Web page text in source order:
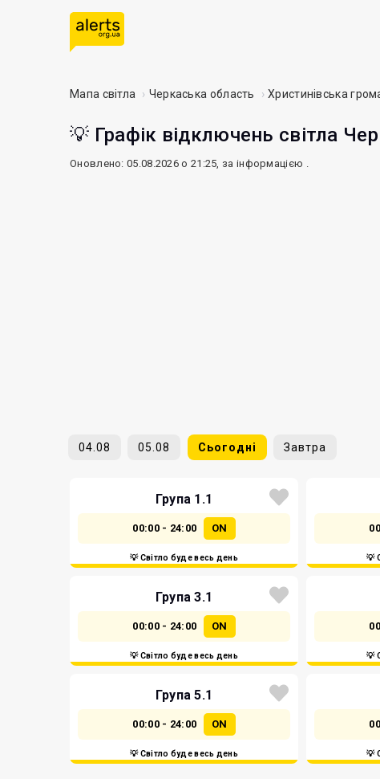
Мапа світла Черкаська область Христинівська
💡 Графік відключень світла
Оновлено: 05.08.2026 о 21:25, за інформацією .
04.08 05.08 Сьогодні Завтра
Група 1.1
00:00 - 24:00 ON
💡 Світло буде весь день 💡
Група 3.1
00:00 - 24:00 ON
💡 Світло буде весь день 💡
Група 5.1
00:00 - 24:00 ON
💡 Світло буде весь день 💡